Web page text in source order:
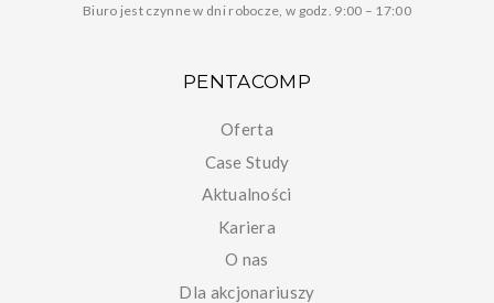
Biuro jest czynne w dni robocze, w godz. 9:00 – 17:00
PENTACOMP
Oferta
Case Study
Aktualności
Kariera
O nas
Dla akcjonariuszy